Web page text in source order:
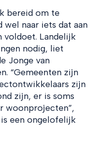
bereid om te
wel naar iets dat aan
voldoet. Landelijk
nodig, liet
Jonge van
“Gemeenten zijn
zijn
zijn, er is soms
woonprojecten”,
is een ongelofelijk